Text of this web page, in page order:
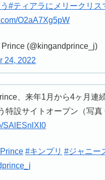
#ティアラにメリークリス
O2aA7Xg5pW
(@kingandprince_j)
24, 2022
、来年1月から4ヶ月連
設サイトオープン（写真
SAlESnlXI0
#キンプリ #ジャニー